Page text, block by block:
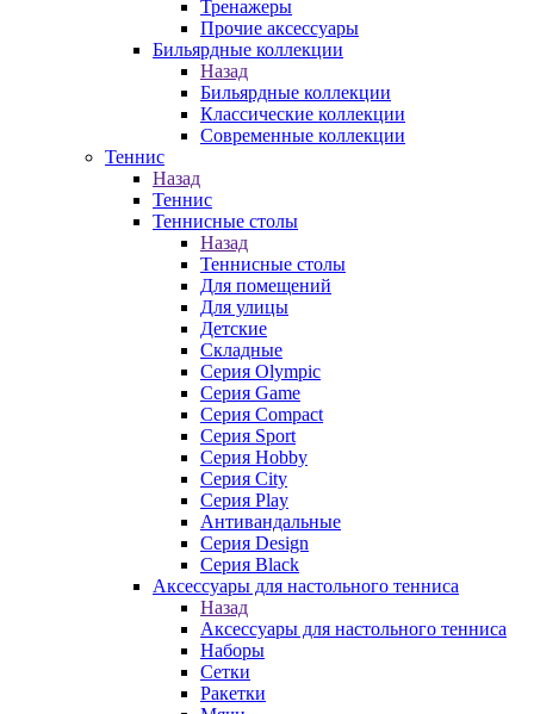
Тренажеры
Прочие аксессуары
Бильярдные коллекции
Назад
Бильярдные коллекции
Классические коллекции
Современные коллекции
Теннис
Назад
Теннис
Теннисные столы
Назад
Теннисные столы
Для помещений
Для улицы
Детские
Складные
Серия Olympic
Серия Game
Серия Compact
Серия Sport
Серия Hobby
Серия City
Серия Play
Антивандальные
Серия Design
Серия Black
Аксессуары для настольного тенниса
Назад
Аксессуары для настольного тенниса
Наборы
Сетки
Ракетки